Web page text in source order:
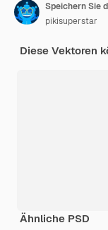
Speichern Sie
pikisuperstar
Diese Vektoren
Ähnliche PSD